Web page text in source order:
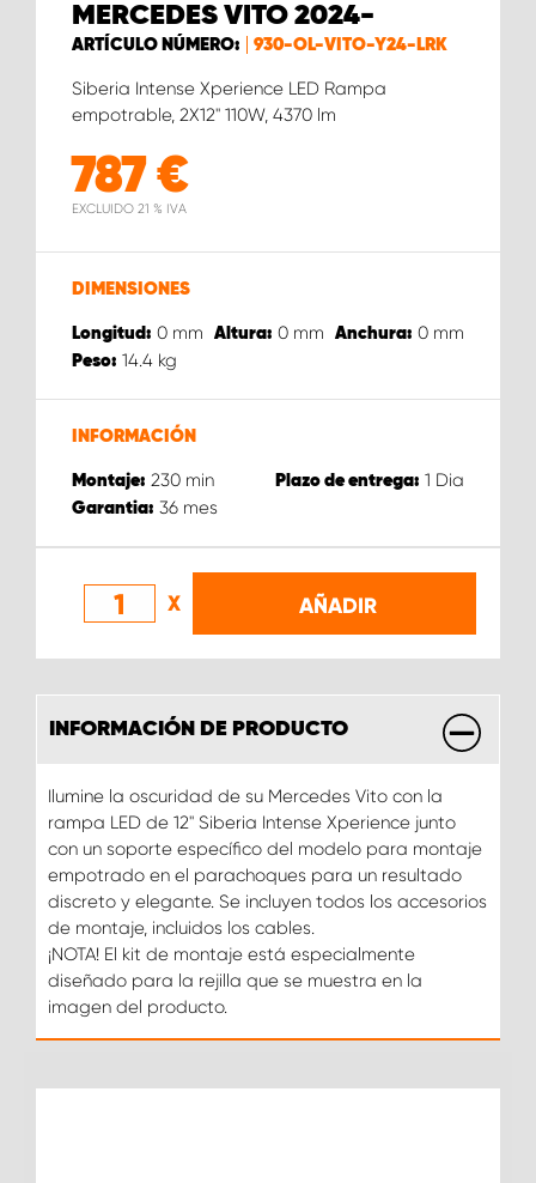
MERCEDES VITO 2024-
ARTÍCULO NÚMERO: 930-OL-VITO-Y24-LRK
Siberia Intense Xperience LED Rampa
empotrable, 2X12'' 110W, 4370 lm
787€
EXCLUIDO 21 % IVA
DIMENSIONES
Longitud: 0 mm Altura: 0 mm Anchura: 0 mm
Peso: 14.4 kg
INFORMACIÓN
Montaje: 230 min Plazo de entrega: 1 Dia
Garantia: 36 mes
X AÑADIR
INFORMACIÓN DE PRODUCTO
Ilumine la oscuridad de su Mercedes Vito con la
rampa LED de 12'' Siberia Intense Xperience junto
con un soporte específico del modelo para montaje
empotrado en el parachoques para un resultado
discreto y elegante. Se incluyen todos los accesorios
de montaje, incluidos los cables.
¡NOTA! El kit de montaje está especialmente
diseñado para la rejilla que se muestra en la
imagen del producto.